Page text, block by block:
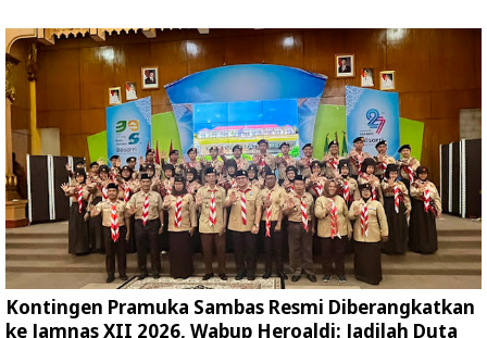
Kontingen Pramuka Sambas Resmi Diberangkatkan
ke Jamnas XII 2026, Wabup Heroaldi: Jadilah Duta